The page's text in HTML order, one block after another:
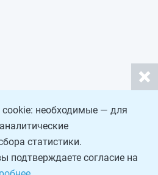
необходимые — для
статистики.
подтверждаете согласие на